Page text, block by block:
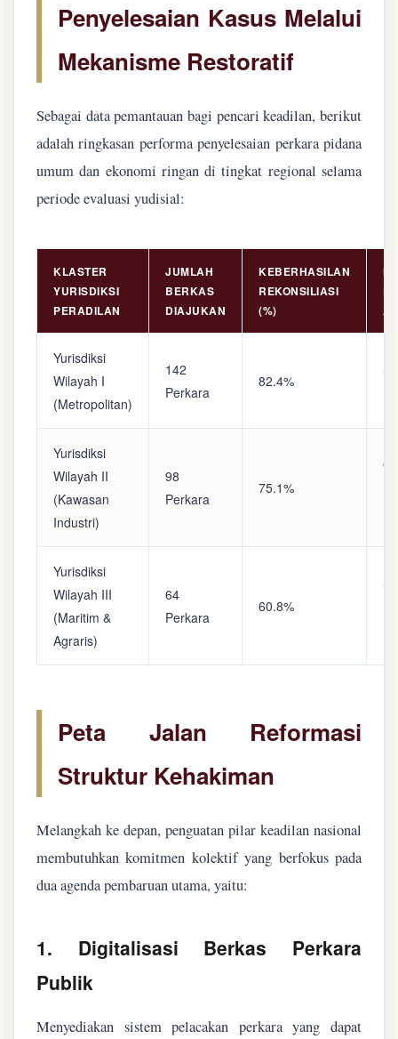
Penyelesaian Kasus Melalui
Mekanisme Restoratif
Sebagai data pemantauan bagi pencari keadilan, berikut
adalah ringkasan performa penyelesaian perkara pidana
umum dan ekonomi ringan di tingkat regional selama
periode evaluasi yudisial:
KLASTER
YURISDIKSI
PERADILAN
JUMLAH
BERKAS
DIAJUKAN
KEBERHASILAN
REKONSILIASI
(%)
Yurisdiksi
Wilayah I
(Metropolitan)
142
Perkara
82.4%
Yurisdiksi
Wilayah II
(Kawasan
Industri)
98
Perkara
75.1%
Yurisdiksi
Wilayah III
(Maritim &
Agraris)
64
Perkara
60.8%
Peta Jalan Reformasi
Struktur Kehakiman
Melangkah ke depan, penguatan pilar keadilan nasional
membutuhkan komitmen kolektif yang berfokus pada
dua agenda pembaruan utama, yaitu:
1. Digitalisasi Berkas Perkara
Publik
Menyediakan sistem pelacakan perkara yang dapat